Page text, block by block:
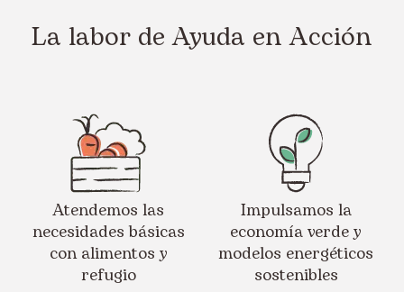
La labor de Ayuda en Acción
Atendemos las
necesidades básicas
con alimentos y
refugio
Impulsamos la
economía verde y
modelos energéticos
sostenibles